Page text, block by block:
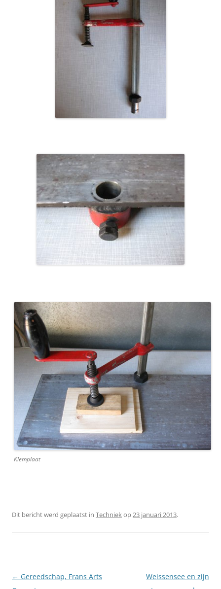
Klemplaat
Dit bericht werd geplaatst in Techniekop23 januari 2013.
Berichtnavigatie
← Gereedschap, Frans Arts
Weissensee en zijn